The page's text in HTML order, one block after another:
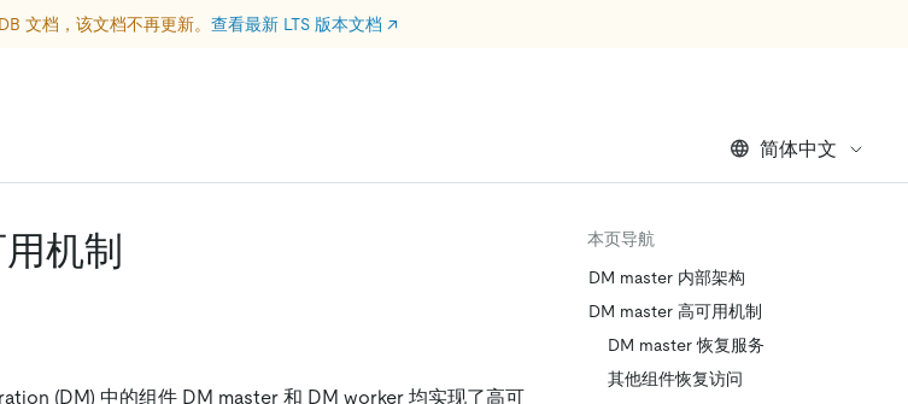
文档，该文档不再更新。 查看最新 LTS 版本文档 ↗
简体中文
机制
(DM) 中的组件 DM master 和 DM worker 均实现了高可
本页导航
DM master 内部架构
DM master 高可用机制
DM master 恢复服务
其他组件恢复访问